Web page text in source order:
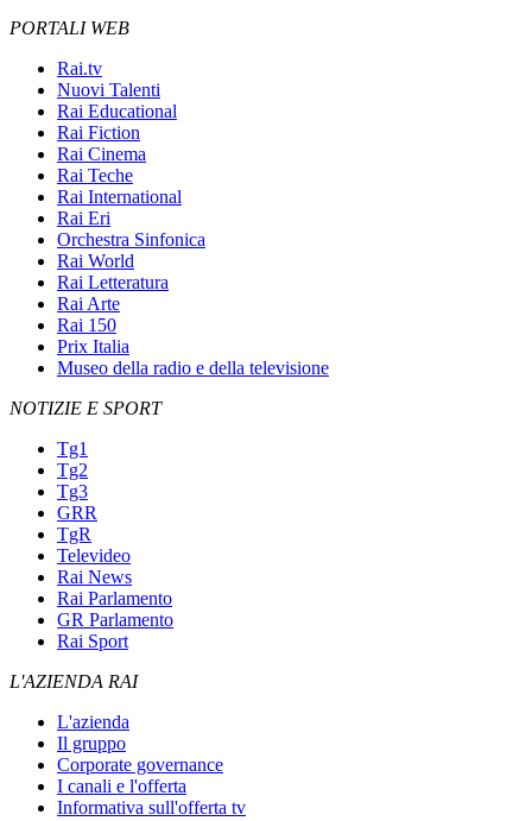
PORTALI WEB
Rai.tv
Nuovi Talenti
Rai Educational
Rai Fiction
Rai Cinema
Rai Teche
Rai International
Rai Eri
Orchestra Sinfonica
Rai World
Rai Letteratura
Rai Arte
Rai 150
Prix Italia
Museo della radio e della televisione
NOTIZIE E SPORT
Tg1
Tg2
Tg3
GRR
TgR
Televideo
Rai News
Rai Parlamento
GR Parlamento
Rai Sport
L'AZIENDA RAI
L'azienda
Il gruppo
Corporate governance
I canali e l'offerta
Informativa sull'offerta tv